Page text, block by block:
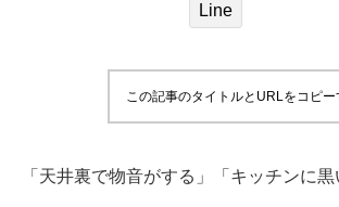
Line
この記事のタイトルとURLをコピー
「天井裏で物音がする」「キッチンに